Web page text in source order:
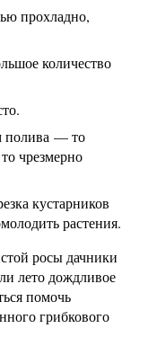
прохладно,
количество
полива — то
чрезмерно
кустарников
растения.
росы дачники
лето дождливое
помочь
грибкового